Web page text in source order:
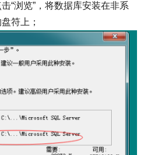
“浏览”，将数据库安装在非系
符上；